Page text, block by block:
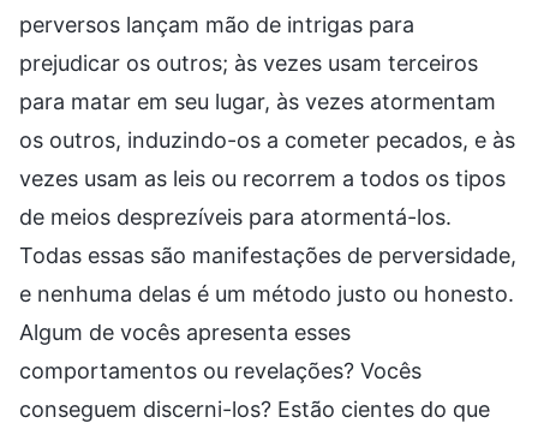
perversos lançam mão de intrigas para
prejudicar os outros; às vezes usam terceiros
para matar em seu lugar, às vezes atormentam
os outros, induzindo-os a cometer pecados, e às
vezes usam as leis ou recorrem a todos os tipos
de meios desprezíveis para atormentá-los.
Todas essas são manifestações de perversidade,
e nenhuma delas é um método justo ou honesto.
Algum de vocês apresenta esses
comportamentos ou revelações? Vocês
conseguem discerni-los? Estão cientes do que